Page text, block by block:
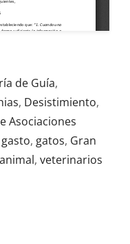
de Guía,
, Desistimiento,
Asociaciones
gasto, gatos, Gran
, veterinarios